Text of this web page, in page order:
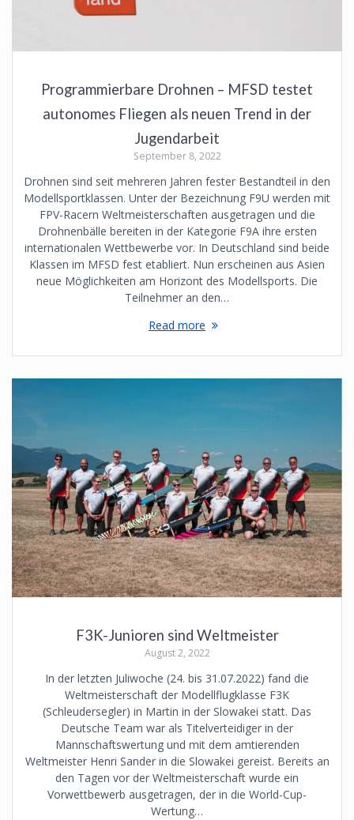
Programmierbare Drohnen – MFSD testet
autonomes Fliegen als neuen Trend in der
Jugendarbeit
September 8, 2022
Drohnen sind seit mehreren Jahren fester Bestandteil in den
Modellsportklassen. Unter der Bezeichnung F9U werden mit
FPV-Racern Weltmeisterschaften ausgetragen und die
Drohnenbälle bereiten in der Kategorie F9A ihre ersten
internationalen Wettbewerbe vor. In Deutschland sind beide
Klassen im MFSD fest etabliert. Nun erscheinen aus Asien
neue Möglichkeiten am Horizont des Modellsports. Die
Teilnehmer an den…
Read more
F3K-Junioren sind Weltmeister
August 2, 2022
In der letzten Juliwoche (24. bis 31.07.2022) fand die
Weltmeisterschaft der Modellflugklasse F3K
(Schleudersegler) in Martin in der Slowakei statt. Das
Deutsche Team war als Titelverteidiger in der
Mannschaftswertung und mit dem amtierenden
Weltmeister Henri Sander in die Slowakei gereist. Bereits an
den Tagen vor der Weltmeisterschaft wurde ein
Vorwettbewerb ausgetragen, der in die World-Cup-
Wertung…